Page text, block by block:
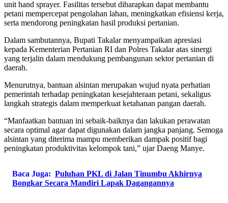
unit hand sprayer. Fasilitas tersebut diharapkan dapat membantu
petani mempercepat pengolahan lahan, meningkatkan efisiensi kerja,
serta mendorong peningkatan hasil produksi pertanian.
Dalam sambutannya, Bupati Takalar menyampaikan apresiasi
kepada Kementerian Pertanian RI dan Polres Takalar atas sinergi
yang terjalin dalam mendukung pembangunan sektor pertanian di
daerah.
Menurutnya, bantuan alsintan merupakan wujud nyata perhatian
pemerintah terhadap peningkatan kesejahteraan petani, sekaligus
langkah strategis dalam memperkuat ketahanan pangan daerah.
“Manfaatkan bantuan ini sebaik-baiknya dan lakukan perawatan
secara optimal agar dapat digunakan dalam jangka panjang. Semoga
alsintan yang diterima mampu memberikan dampak positif bagi
peningkatan produktivitas kelompok tani,” ujar Daeng Manye.
Baca Juga: Puluhan PKL di Jalan Tinumbu Akhirnya
Bongkar Secara Mandiri Lapak Dagangannya